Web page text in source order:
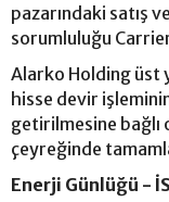
pazarındaki satış
sorumluluğu
Alarko Holding üst
hisse devir
getirilmesine bağlı
çeyreğinde
Enerji Günlüğü -